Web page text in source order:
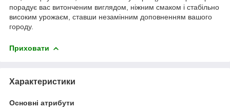
порадує вас витонченим виглядом, ніжним смаком і стабільно
високим урожаєм, ставши незамінним доповненням вашого
городу.
Приховати
Характеристики
Основні атрибути